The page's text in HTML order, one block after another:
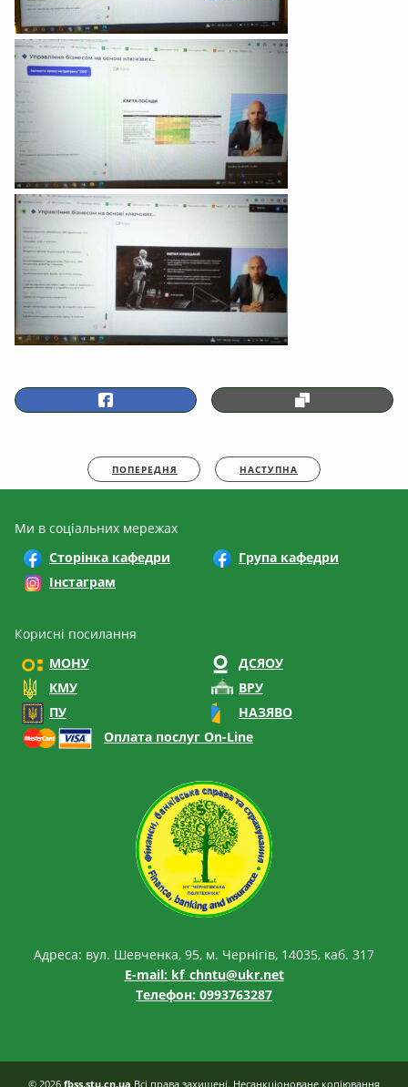
ПОПЕРЕДНЯ НАСТУПНА
Ми в соціальних мережах
Сторінка кафедри
Група кафедри
Інстаграм
Корисні посилання
МОНУ
ДСЯОУ
КМУ
ВРУ
ПУ
НАЗЯВО
Оплата послуг On-Line
Адреса: вул. Шевченка, 95, м. Чернігів, 14035, каб. 317
E-mail: kf_chntu@ukr.net
Телефон: 0993763287
© 2026 fbss.stu.cn.ua Всі права захищені. Несанкціоноване копіювання